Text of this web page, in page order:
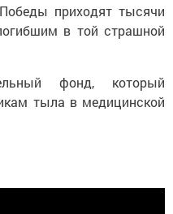
приходят тысячи
в той страшной
фонд, который
тыла в медицинской